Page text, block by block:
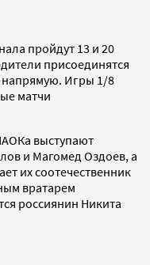
пройдут 13 и 20
присоединятся
Игры 1/8
матчи
выступают
и Магомед Оздоев, а
их соотечественник
вратарем
россиянин Никита